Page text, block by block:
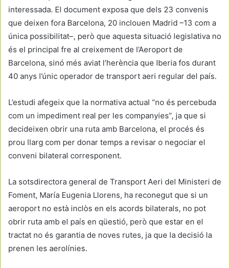
interessada. El document exposa que dels 23 convenis
que deixen fora Barcelona, 20 inclouen Madrid –13 com a
única possibilitat–, però que aquesta situació legislativa no
és el principal fre al creixement de l’Aeroport de
Barcelona, sinó més aviat l’herència que Iberia fos durant
40 anys l’únic operador de transport aeri regular del país.
L’estudi afegeix que la normativa actual “no és percebuda
com un impediment real per les companyies”, ja que si
decideixen obrir una ruta amb Barcelona, el procés és
prou llarg com per donar temps a revisar o negociar el
conveni bilateral corresponent.
La sotsdirectora general de Transport Aeri del Ministeri de
Foment, María Eugenia Llorens, ha reconegut que si un
aeroport no està inclòs en els acords bilaterals, no pot
obrir ruta amb el país en qüestió, però que estar en el
tractat no és garantia de noves rutes, ja que la decisió la
prenen les aerolínies.